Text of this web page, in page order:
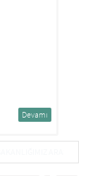
Devamı